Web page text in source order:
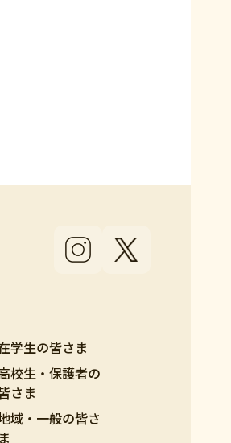
学生の皆さま
校生・保護者の
さま
域・一般の皆さ
ま